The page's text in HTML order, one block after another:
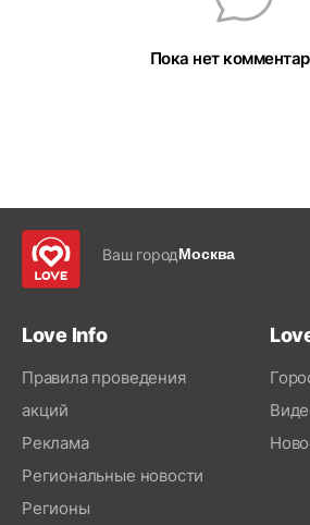
Пока нет
Ваш городМосква
Love Info
Правила проведения
акций
Реклама
Региональные новости
Регионы